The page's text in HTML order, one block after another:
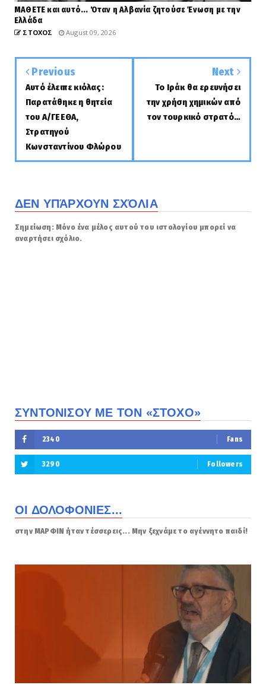
ΜΑΘΕΤΕ και αυτό... Όταν η Αλβανία ζητούσε Ένωση με την
Ελλάδα
ΣΤΟΧΟΣ August 09, 2026
Previous
Αυτό έλειπε κιόλας:
Παρατάθηκε η θητεία
του Α/ΓΕΕΘΑ,
Στρατηγού
Κωνσταντίνου Φλώρου
Next
Το Ιράκ θα ερευνήσει
την χρήση χημικών από
τον τουρκικό στρατό…
ΔΕΝ ΥΠΆΡΧΟΥΝ ΣΧΌΛΙΑ
Σημείωση: Μόνο ένα μέλος αυτού του ιστολογίου μπορεί να
αναρτήσει σχόλιο.
ΣΥΝΤΟΝΙΣΟΥ ΜΕ ΤΟΝ «ΣΤΟΧΟ»
2340 Fans
3290 Followers
ΟΙ ΔΟΛΟΦΟΝΙΕΣ...
στην ΜΑΡΦΙΝ ήταν τέσσερεις... Μην ξεχνάμε το αγέννητο παιδί!